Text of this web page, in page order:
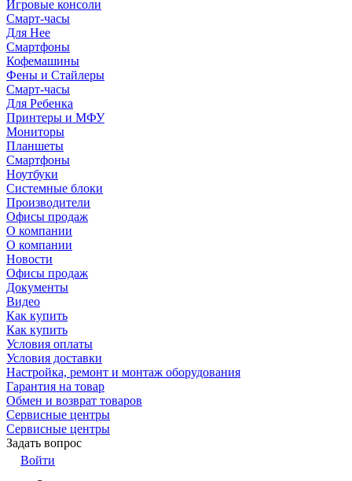
Игровые консоли
Смарт-часы
Для Нее
Смартфоны
Кофемашины
Фены и Стайлеры
Смарт-часы
Для Ребенка
Принтеры и МФУ
Мониторы
Планшеты
Смартфоны
Ноутбуки
Системные блоки
Производители
Офисы продаж
О компании
О компании
Новости
Офисы продаж
Документы
Видео
Как купить
Как купить
Условия оплаты
Условия доставки
Настройка, ремонт и монтаж оборудования
Гарантия на товар
Обмен и возврат товаров
Сервисные центры
Сервисные центры
Задать вопрос
Войти